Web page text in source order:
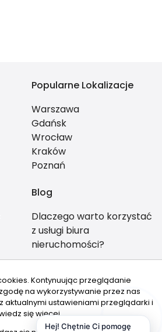
Popularne Lokalizacje
Warszawa
Gdańsk
Wrocław
Kraków
Poznań
Blog
Dlaczego warto korzystać
z usługi biura
nieruchomości?
nas tu
Kontynuując przeglądanie
na wykorzystywanie przez nas
aktualnymi ustawieniami przeglądarki i
się więcej
Hej! Chętnie Ci pomogę